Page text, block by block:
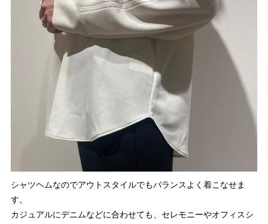
シャツヘムなのでアウトスタイルでもバランスよく着こなせま
す。
カジュアルにデニムなどに合わせても、セレモニーやオフィスシ